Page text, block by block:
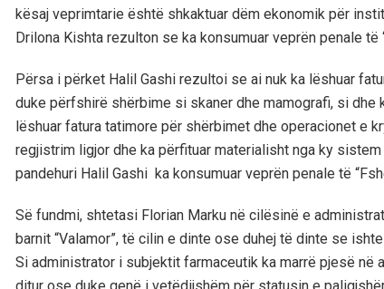
kësaj veprimtarie është shkaktuar dëm ekonomik për
Drilona Kishta rezulton se ka konsumuar veprën penale të
Përsa i përket Halil Gashi rezultoi se ai nuk ka lëshuar
duke përfshirë shërbime si skaner dhe mamografi, si dhe
lëshuar fatura tatimore për shërbimet dhe operacionet e
regjistrim ligjor dhe ka përfituar materialisht nga ky
pandehuri Halil Gashi ka konsumuar veprën penale të
Së fundmi, shtetasi Florian Marku në cilësinë e
barnit “Valamor”, të cilin e dinte ose duhej të dinte se
Si administrator i subjektit farmaceutik ka marrë pjesë
ditur ose duke qenë i vetëdijshëm për statusin e